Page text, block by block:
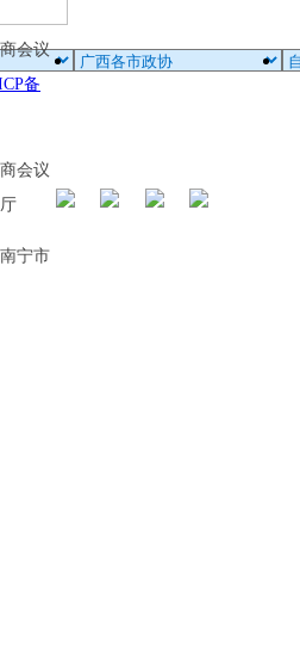
会议
备
会议
宁市